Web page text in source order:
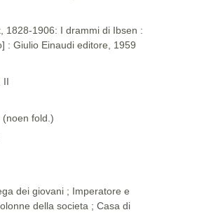
1828-1906: I drammi di Ibsen :
: Giulio Einaudi editore, 1959
II
(noen fold.)
dei giovani ; Imperatore e
della societa ; Casa di